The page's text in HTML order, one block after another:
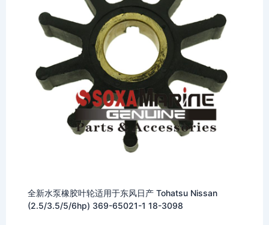
全新水泵橡胶叶轮适用于东风日产 Tohatsu Nissan
(2.5/3.5/5/6hp) 369-65021-1 18-3098